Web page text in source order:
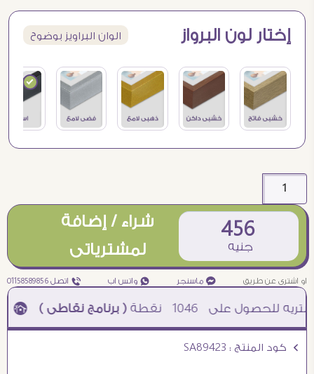
إختار لون البرواز الوان البراويز بوضوح
456
جنيه
شراء / إضافة
لمشترياتى
او اشترى عن طريق ¥ ماسنجر ₧ واتس اب ƒ اتصل 01158589856
1046 نقطة( برنامج نقاطى )à خصم 5% للعملاء الجدد à شحن مجانى عند الشراء ب 4000 جنيه à
Ö كود المنتج : SA89423